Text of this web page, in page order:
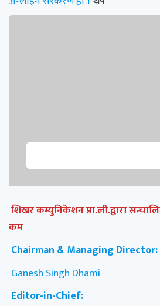
शिखर कम्युनिकेशन प्रा.ली.द्वारा
कम
Chairman & Managing Director:
Ganesh Singh Dhami
Editor-in-Chief: